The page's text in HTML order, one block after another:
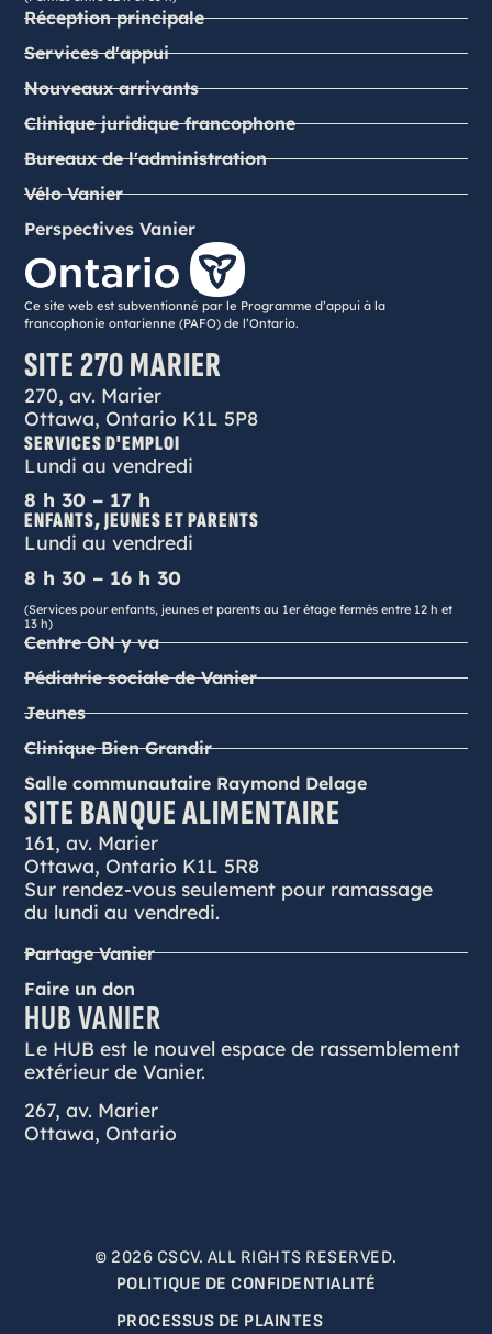
Réception principale
Services d'appui
Nouveaux arrivants
Clinique juridique francophone
Bureaux de l'administration
Vélo Vanier
Perspectives Vanier
Ce site web est subventionné par le Programme d’appui à la
francophonie ontarienne (PAFO) de l’Ontario.
SITE 270 MARIER
270, av. Marier
Ottawa, Ontario K1L 5P8
SERVICES D'EMPLOI
Lundi au vendredi
8 h 30 – 17 h
ENFANTS, JEUNES ET PARENTS
Lundi au vendredi
8 h 30 – 16 h 30
(Services pour enfants, jeunes et parents au 1er étage fermés entre 12 h et
13 h)
Centre ON y va
Pédiatrie sociale de Vanier
Jeunes
Clinique Bien Grandir
Salle communautaire Raymond Delage
SITE BANQUE ALIMENTAIRE
161, av. Marier
Ottawa, Ontario K1L 5R8
Sur rendez-vous seulement pour ramassage
du lundi au vendredi.
Partage Vanier
Faire un don
HUB VANIER
Le HUB est le nouvel espace de rassemblement
extérieur de Vanier.
267, av. Marier
Ottawa, Ontario
© 2026 CSCV. ALL RIGHTS RESERVED.
POLITIQUE DE CONFIDENTIALITÉ
PROCESSUS DE PLAINTES